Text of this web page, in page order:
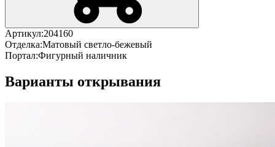
Артикул:204160
Отделка:Матовый светло-бежевый
Портал:Фигурный наличник
Варианты открывания